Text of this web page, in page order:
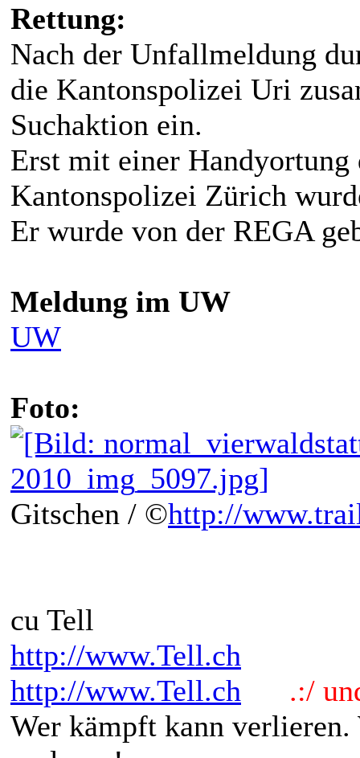
Rettung:
Nach der Unfallmeldung
die Kantonspolizei Uri
Suchaktion ein.
Erst mit einer Handyortung
Kantonspolizei Zürich
Er wurde von der REGA
Meldung im UW
UW
Foto:
Gitschen / ©http://
cu Tell
http://www.Tell.ch
http://www.Tell.ch
.:/
Wer kämpft kann